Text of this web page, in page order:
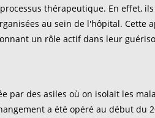
thérapeutique. En effet,
au sein de l'hôpital. Cette
un rôle actif dans leur
par des asiles où on isolait les
a été opéré au début du